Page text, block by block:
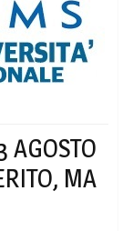
AGOSTO
MA